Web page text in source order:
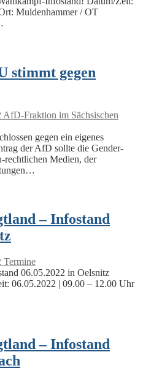
Muldenhammer / OT
stimmt gegen
AfD-Fraktion im Sächsischen
gegen ein eigenes
der AfD sollte die Gender-
rechtlichen Medien, der
– Infostand
Termine
06.05.2022 in Oelsnitz
06.05.2022 | 09.00 – 12.00 Uhr
– Infostand